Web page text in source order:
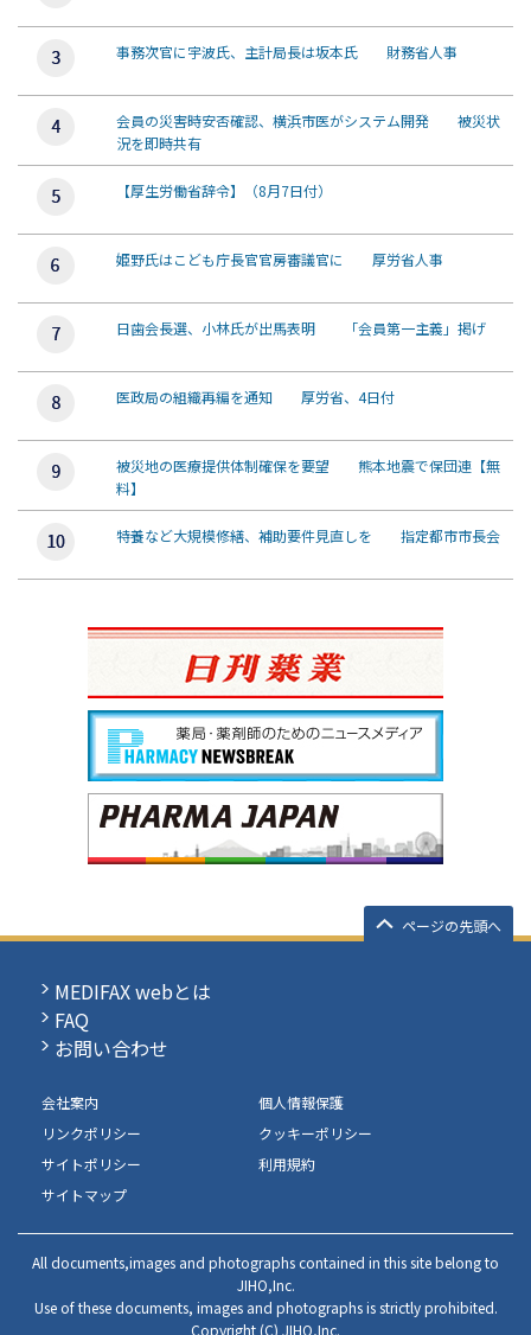
事務次官に宇波氏、主計局長は坂本氏 財務省人事
会員の災害時安否確認、横浜市医がシステム開発 被災状
況を即時共有
【厚生労働省辞令】（8月7日付）
姫野氏はこども庁長官官房審議官に 厚労省人事
日歯会長選、小林氏が出馬表明 「会員第一主義」掲げ
医政局の組織再編を通知 厚労省、4日付
被災地の医療提供体制確保を要望 熊本地震で保団連【無
料】
特養など大規模修繕、補助要件見直しを 指定都市市長会
ページの先頭へ
MEDIFAX webとは
FAQ
お問い合わせ
会社案内
個人情報保護
リンクポリシー
クッキーポリシー
サイトポリシー
利用規約
サイトマップ
All documents,images and photographs contained in this site belong to
JIHO,Inc.
Use of these documents, images and photographs is strictly prohibited.
Copyright (C) JIHO,Inc.